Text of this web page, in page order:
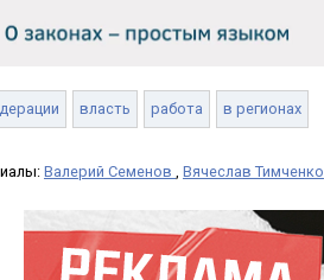
власть работа в регионах
Валерий Семенов , Вячеслав Тимченко